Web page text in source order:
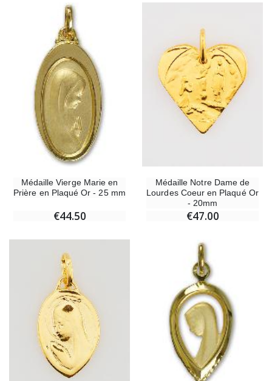
Médaille Vierge Marie en
Prière en Plaqué Or - 25 mm
€44.50
Médaille Notre Dame de
Lourdes Coeur en Plaqué Or
- 20mm
€47.00